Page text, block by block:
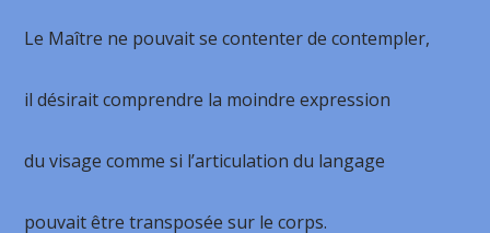
Le Maître ne pouvait se contenter de contempler,
il désirait comprendre la moindre expression
du visage comme si l’articulation du langage
pouvait être transposée sur le corps.